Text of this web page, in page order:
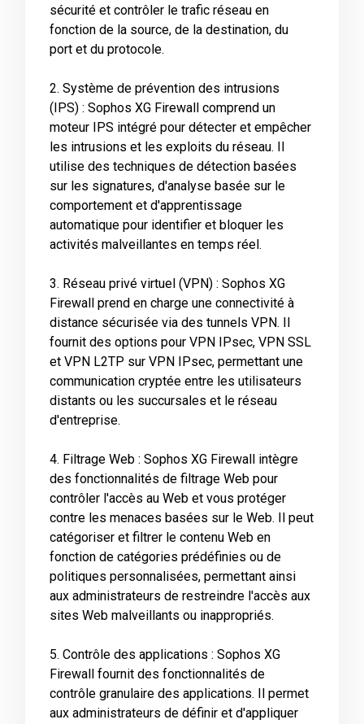
sécurité et contrôler le trafic réseau en
fonction de la source, de la destination, du
port et du protocole.
2. Système de prévention des intrusions
(IPS) : Sophos XG Firewall comprend un
moteur IPS intégré pour détecter et empêcher
les intrusions et les exploits du réseau. Il
utilise des techniques de détection basées
sur les signatures, d'analyse basée sur le
comportement et d'apprentissage
automatique pour identifier et bloquer les
activités malveillantes en temps réel.
3. Réseau privé virtuel (VPN) : Sophos XG
Firewall prend en charge une connectivité à
distance sécurisée via des tunnels VPN. Il
fournit des options pour VPN IPsec, VPN SSL
et VPN L2TP sur VPN IPsec, permettant une
communication cryptée entre les utilisateurs
distants ou les succursales et le réseau
d'entreprise.
4. Filtrage Web : Sophos XG Firewall intègre
des fonctionnalités de filtrage Web pour
contrôler l'accès au Web et vous protéger
contre les menaces basées sur le Web. Il peut
catégoriser et filtrer le contenu Web en
fonction de catégories prédéfinies ou de
politiques personnalisées, permettant ainsi
aux administrateurs de restreindre l'accès aux
sites Web malveillants ou inappropriés.
5. Contrôle des applications : Sophos XG
Firewall fournit des fonctionnalités de
contrôle granulaire des applications. Il permet
aux administrateurs de définir et d'appliquer